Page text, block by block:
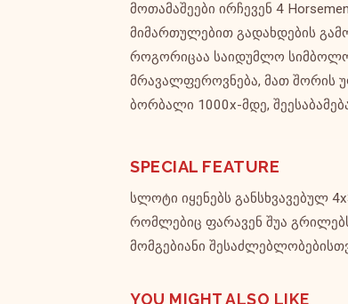
მოთამაშეები ირჩევენ 4
მიმართულებით გადახდების
როგორიცაა საიდუმლო
მრავალფეროვნება, მათ შორის
ბორბალი 1000x-მდე,
SPECIAL FEATURE
სლოტი იყენებს განსხვავებულ
რომლებიც ფარავენ შუა
მომგებიანი
YOU MIGHT ALSO LIKE